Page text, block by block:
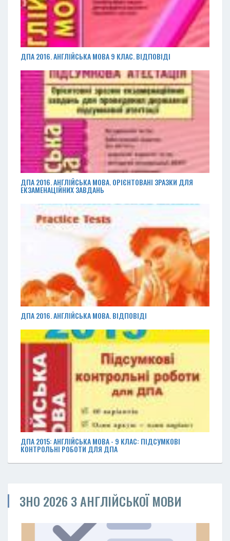
ДПА 2016. АНГЛІЙСЬКА МОВА 9 КЛАС. ВІДПОВІДІ
ДПА 2016. АНГЛІЙСЬКА МОВА. ОРІЄНТОВАНІ ЗРАЗКИ ДЛЯ
ЕКЗАМЕНАЦІЙНИХ ЗАВДАНЬ
ДПА 2016. АНГЛІЙСЬКА МОВА. ВІДПОВІДІ
ДПА 2015: АНГЛІЙСЬКА МОВА - 9 КЛАС: ПІДСУМКОВІ
КОНТРОЛЬНІ РОБОТИ ДЛЯ ДПА
ЗНО 2026 З АНГЛІЙСЬКОЇ МОВИ